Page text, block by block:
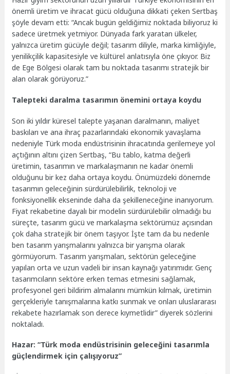
önemli üretim ve ihracat gücü olduğuna dikkati çeken Sertbaş
şöyle devam etti: “Ancak bugün geldiğimiz noktada biliyoruz ki
sadece üretmek yetmiyor. Dünyada fark yaratan ülkeler,
yalnızca üretim gücüyle değil; tasarım diliyle, marka kimliğiyle,
yenilikçilik kapasitesiyle ve kültürel anlatısıyla öne çıkıyor. Biz
de Ege Bölgesi olarak tam bu noktada tasarımı stratejik bir
alan olarak görüyoruz.”
Talepteki daralma tasarımın önemini ortaya koydu
Son iki yıldır küresel talepte yaşanan daralmanın, maliyet
baskıları ve ana ihraç pazarlarındaki ekonomik yavaşlama
nedeniyle Türk moda endüstrisinin ihracatında gerilemeye yol
açtığının altını çizen Sertbaş, “Bu tablo, katma değerli
üretimin, tasarımın ve markalaşmanın ne kadar önemli
olduğunu bir kez daha ortaya koydu. Önümüzdeki dönemde
tasarımın geleceğinin sürdürülebilirlik, teknoloji ve
fonksiyonellik ekseninde daha da şekilleneceğine inanıyorum.
Fiyat rekabetine dayalı bir modelin sürdürülebilir olmadığı bu
süreçte, tasarım gücü ve markalaşma sektörümüz açısından
çok daha stratejik bir önem taşıyor. İşte tam da bu nedenle
ben tasarım yarışmalarını yalnızca bir yarışma olarak
görmüyorum. Tasarım yarışmaları, sektörün geleceğine
yapılan orta ve uzun vadeli bir insan kaynağı yatırımıdır. Genç
tasarımcıların sektöre erken temas etmesini sağlamak,
profesyonel geri bildirim almalarını mümkün kılmak, üretimin
gerçekleriyle tanışmalarına katkı sunmak ve onları uluslararası
rekabete hazırlamak son derece kıymetlidir” diyerek sözlerini
noktaladı.
Hazar: “Türk moda endüstrisinin geleceğini tasarımla
güçlendirmek için çalışıyoruz”